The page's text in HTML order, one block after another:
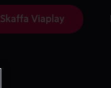
Skaffa Viaplay